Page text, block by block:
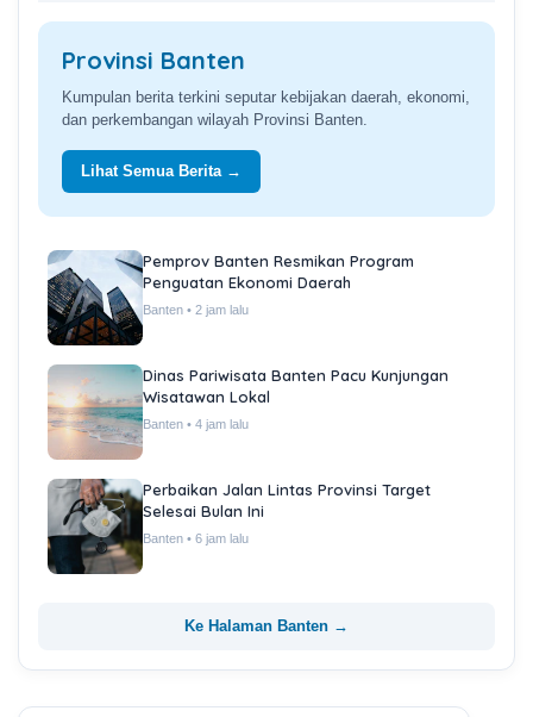
Provinsi Banten
Kumpulan berita terkini seputar kebijakan daerah, ekonomi,
dan perkembangan wilayah Provinsi Banten.
Lihat Semua Berita →
Pemprov Banten Resmikan Program
Penguatan Ekonomi Daerah
Banten • 2 jam lalu
Dinas Pariwisata Banten Pacu Kunjungan
Wisatawan Lokal
Banten • 4 jam lalu
Perbaikan Jalan Lintas Provinsi Target
Selesai Bulan Ini
Banten • 6 jam lalu
Ke Halaman Banten →